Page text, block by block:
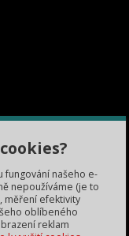
fungování našeho e-
nepoužíváme (je to
měření efektivity
oblíbeného
reklam